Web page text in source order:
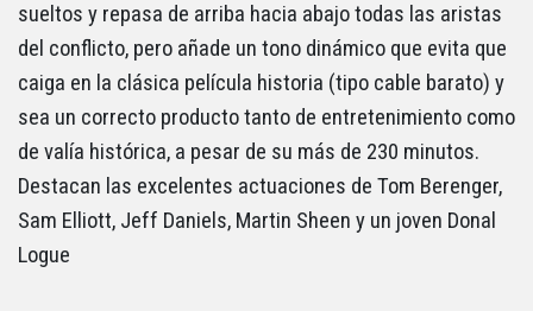
sueltos y repasa de arriba hacia abajo todas las aristas
del conflicto, pero añade un tono dinámico que evita que
caiga en la clásica película historia (tipo cable barato) y
sea un correcto producto tanto de entretenimiento como
de valía histórica, a pesar de su más de 230 minutos.
Destacan las excelentes actuaciones de Tom Berenger,
Sam Elliott, Jeff Daniels, Martin Sheen y un joven Donal
Logue